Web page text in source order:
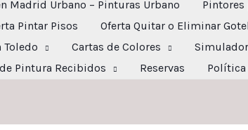
Madrid Urbano – Pinturas Urbano Pintores
Pintar Pisos Oferta Quitar o Eliminar
Toledo Cartas de Colores
Pintura Recibidos Reservas Política